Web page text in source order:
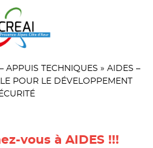
APPUIS TECHNIQUES » AIDES –
POUR LE DÉVELOPPEMENT
vous à AIDES !!!